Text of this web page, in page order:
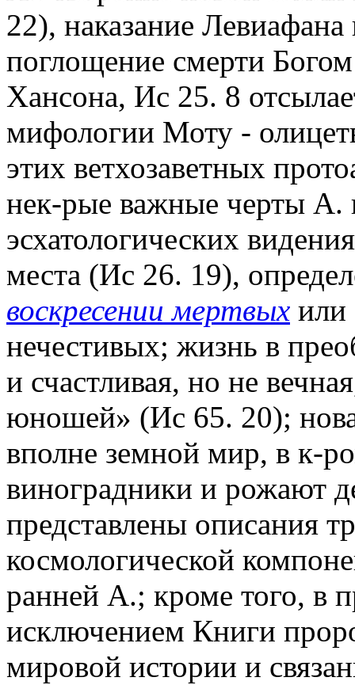
22), наказание
поглощение смерти
Хансона, Ис 25. 8
мифологии Моту -
этих ветхозаветных
нек-рые важные черты А.
эсхатологических
места (Ис 26. 19),
воскресении мертвых или
нечестивых; жизнь в
и счастливая, но не
юношей» (Ис 65. 20);
вполне земной мир, в к-
виноградники и рожают
представлены описания
космологической
ранней А.; кроме того, в
исключением Книги
мировой истории и